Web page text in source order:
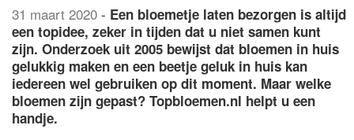
31 maart 2020 - Een bloemetje laten bezorgen is altijd
een topidee, zeker in tijden dat u niet samen kunt
zijn. Onderzoek uit 2005 bewijst dat bloemen in huis
gelukkig maken en een beetje geluk in huis kan
iedereen wel gebruiken op dit moment. Maar welke
bloemen zijn gepast? Topbloemen.nl helpt u een
handje.